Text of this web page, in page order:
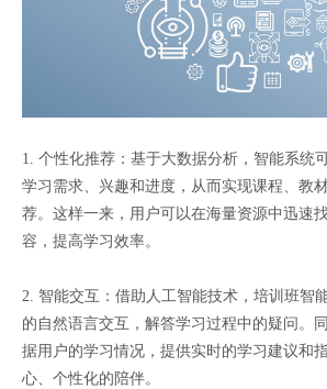
1. 个性化推荐：基于大数据分析，智能系统
学习需求、兴趣和进度，从而实现课程、教
荐。这样一来，用户可以在海量资源中迅速
容，提高学习效率。
2. 智能交互：借助人工智能技术，培训班智
的自然语言交互，解答学习过程中的疑问。
据用户的学习情况，提供实时的学习建议和
心、个性化的陪伴。